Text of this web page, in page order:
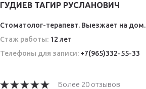
ГУДИЕВ ТАГИР РУСЛАНОВИЧ
Стоматолог-терапевт. Выезжает на дом.
Стаж работы: 12 лет
Телефоны для записи: +7(965)332-55-33
Более 20 отзывов